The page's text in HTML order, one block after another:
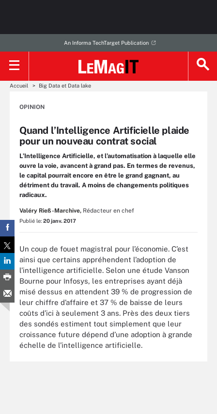
An Informa TechTarget Publication
Accueil Big Data et Data lake
OPINION
Quand l’Intelligence Artificielle plaide
pour un nouveau contrat social
L’Intelligence Artificielle, et l’automatisation à laquelle elle
ouvre la voie, avancent à grand pas. En termes de revenus,
le capital pourrait encore en être le grand gagnant, au
détriment du travail. A moins de changements politiques
radicaux.
Valéry Rieß-Marchive, Rédacteur en chef
Publié le: 20 janv. 2017
Un coup de fouet magistral pour l’économie. C’est
ainsi que certains appréhendent l’adoption de
l’intelligence artificielle. Selon une étude Vanson
Bourne pour Infosys, les entreprises ayant déjà
misé dessus en attendent 39 % de progression de
leur chiffre d’affaire et 37 % de baisse de leurs
coûts d’ici à seulement 3 ans. Près des deux tiers
des sondés estiment tout simplement que leur
croissance future dépend d’une adoption à grande
échelle de l’intelligence artificielle.